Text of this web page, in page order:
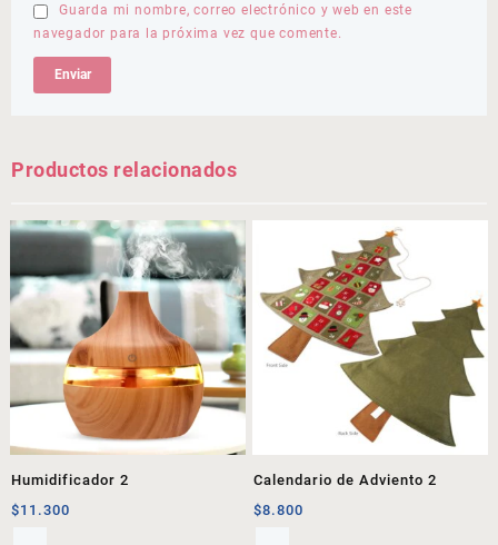
Guarda mi nombre, correo electrónico y web en este
navegador para la próxima vez que comente.
Productos relacionados
Humidificador 2
$11.300
Calendario de Adviento 2
$8.800